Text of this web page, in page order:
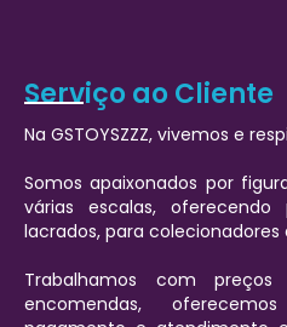
Serviço ao Cliente
Na GSTOYSZZZ, vivemos e
Somos apaixonados por
várias escalas, oferecendo
lacrados, para colecionadores
Trabalhamos com preços
encomendas,